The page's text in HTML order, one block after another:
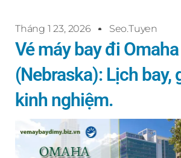
Tháng 1 23, 2026 Seo.tuyen
Vé máy bay đi Omaha
(Nebraska): Lịch bay,
kinh nghiệm.